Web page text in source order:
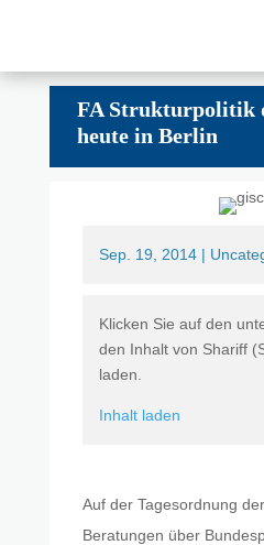
FA Strukturpolitik
heute in Berlin
Sep. 19, 2014|
Klicken Sie auf den
den Inhalt von Shariff
laden.
Inhalt laden
Auf der Tagesordnung
Beratungen über